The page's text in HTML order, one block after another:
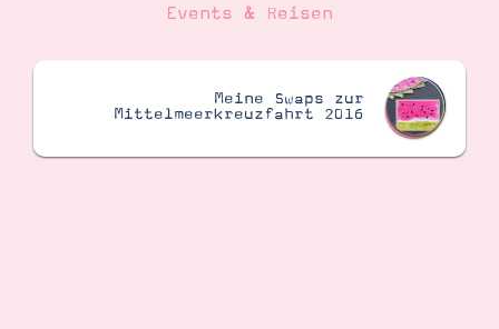
Events & Reisen
Meine Swaps zur
Mittelmeerkreuzfahrt 2016